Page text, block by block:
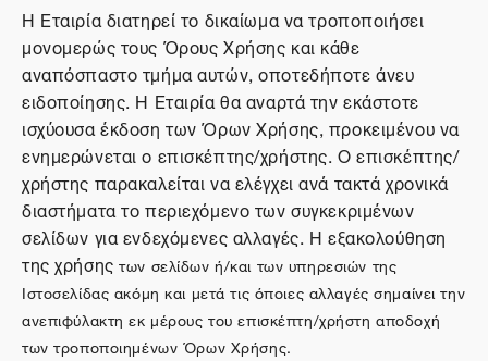
Η Εταιρία διατηρεί το δικαίωμα να τροποποιήσει
μονομερώς τους Όρους Χρήσης και κάθε
αναπόσπαστο τμήμα αυτών, οποτεδήποτε άνευ
ειδοποίησης. Η Εταιρία θα αναρτά την εκάστοτε
ισχύουσα έκδοση των Όρων Χρήσης, προκειμένου να
ενημερώνεται ο επισκέπτης/χρήστης. Ο επισκέπτης/
χρήστης παρακαλείται να ελέγχει ανά τακτά χρονικά
διαστήματα το περιεχόμενο των συγκεκριμένων
σελίδων για ενδεχόμενες αλλαγές. Η εξακολούθηση
της χρήσηςτων σελίδων ή/και των υπηρεσιών της
Ιστοσελίδας ακόμη και μετά τις όποιες αλλαγές σημαίνει την
ανεπιφύλακτη εκ μέρους του επισκέπτη/χρήστη αποδοχή
των τροποποιημένων Όρων Χρήσης.